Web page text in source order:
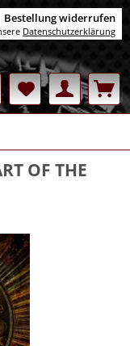
OF THE
Bestellung widerrufen
Datenschutzerklärung